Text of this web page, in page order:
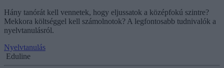
Hány tanórát kell vennetek, hogy eljussatok a középfokú szintre?
Mekkora költséggel kell számolnotok? A legfontosabb tudnivalók a
nyelvtanulásról.
Nyelvtanulás
Eduline